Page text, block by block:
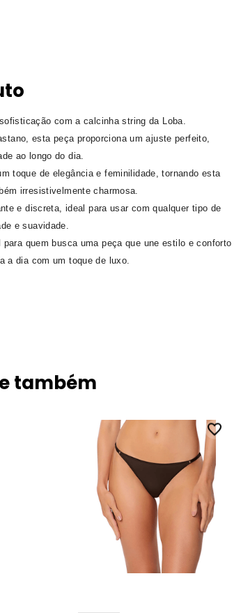
com a calcinha string da Loba.
esta peça proporciona um ajuste perfeito,
ao longo do dia.
toque de elegância e feminilidade, tornando esta
irresistivelmente charmosa.
e discreta, ideal para usar com qualquer tipo de
e suavidade.
quem busca uma peça que une estilo e conforto
a dia com um toque de luxo.
também